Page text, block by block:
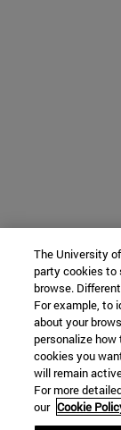
The University
party cookies to
browse.
For example, to
about your
personalize
cookies you
will remain
For more
our Cookie